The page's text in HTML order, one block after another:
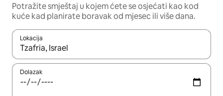
Potražite smještaj u kojem ćete se osjećati kao kod
kuće kad planirate boravak od mjesec ili više dana.
Lokacija
Kada budu dostupni rezultati, moći ćete ih pregledati
Dolazak